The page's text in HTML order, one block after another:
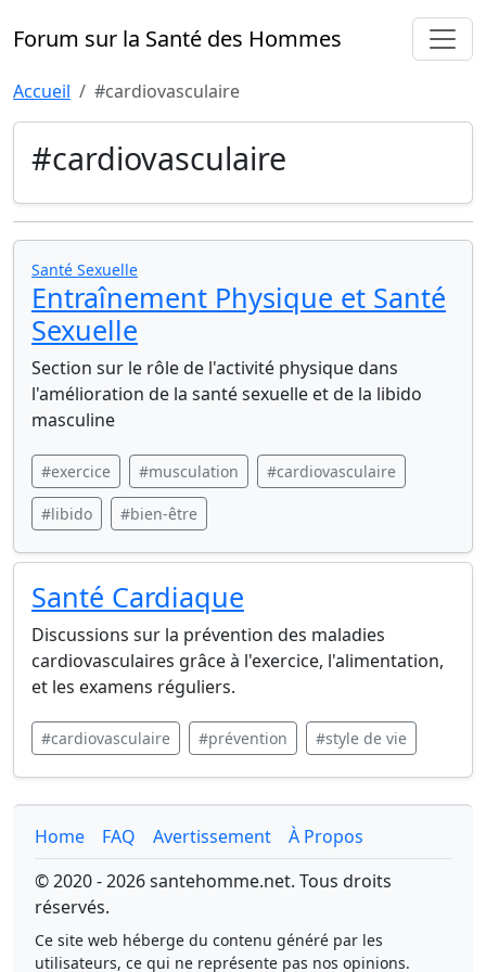
Forum sur la Santé des Hommes
Accueil #cardiovasculaire
#cardiovasculaire
Santé Sexuelle
Entraînement Physique et Santé
Sexuelle
Section sur le rôle de l'activité physique dans
l'amélioration de la santé sexuelle et de la libido
masculine
#exercice #musculation #cardiovasculaire
#libido #bien-être
Santé Cardiaque
Discussions sur la prévention des maladies
cardiovasculaires grâce à l'exercice, l'alimentation,
et les examens réguliers.
#cardiovasculaire #prévention #style de vie
Home FAQ Avertissement
À Propos
© 2020 - 2026 santehomme.net. Tous droits
réservés.
Ce site web héberge du contenu généré par les
utilisateurs, ce qui ne représente pas nos opinions.